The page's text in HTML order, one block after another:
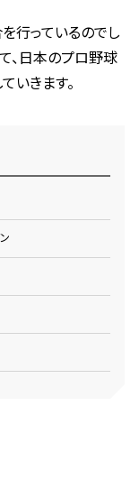
行っているのでし
、日本のプロ野球
いきます。